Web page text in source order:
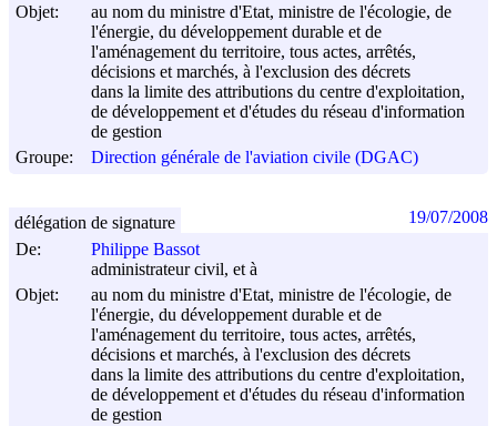
Objet:
au nom du ministre d'Etat, ministre de l'écologie, de
l'énergie, du développement durable et de
l'aménagement du territoire, tous actes, arrêtés,
décisions et marchés, à l'exclusion des décrets
dans la limite des attributions du centre d'exploitation,
de développement et d'études du réseau d'information
de gestion
Groupe:
Direction générale de l'aviation civile (DGAC)
De:
Philippe Bassot
administrateur civil, et à
Objet:
au nom du ministre d'Etat, ministre de l'écologie, de
l'énergie, du développement durable et de
l'aménagement du territoire, tous actes, arrêtés,
décisions et marchés, à l'exclusion des décrets
dans la limite des attributions du centre d'exploitation,
de développement et d'études du réseau d'information
de gestion
délégation de signature 19/07/2008